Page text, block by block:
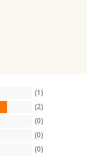
(1)
(2)
(0)
(0)
(0)